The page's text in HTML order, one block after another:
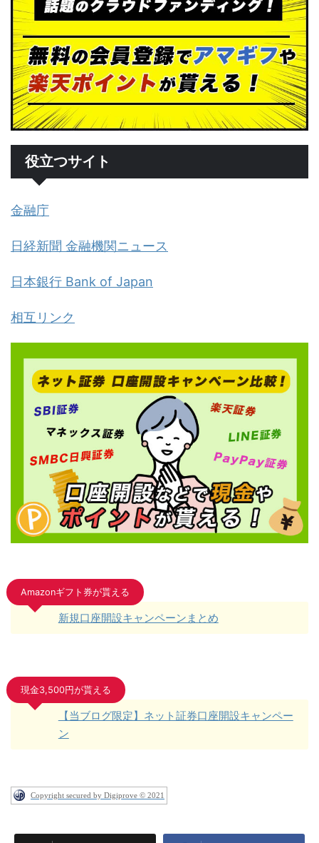
役立つサイト
金融庁
日経新聞 金融機関ニュース
日本銀行 Bank of Japan
相互リンク
Amazonギフト券が貰える
新規口座開設キャンペーンまとめ
現金3,500円が貰える
【当ブログ限定】ネット証券口座開設キャンペー
ン
Copyright secured by Digiprove © 2021